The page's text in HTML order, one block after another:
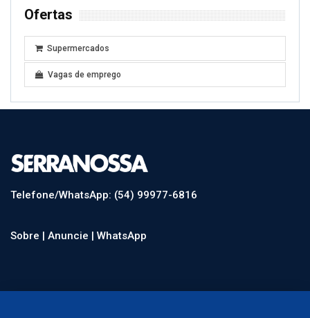
Ofertas
Supermercados
Vagas de emprego
Telefone/WhatsApp: (54) 99977-6816
Sobre | Anuncie | WhatsApp